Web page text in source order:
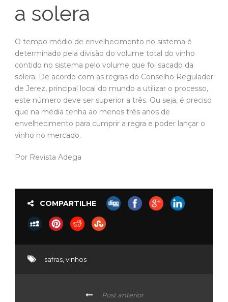
a solera
O tempo médio de envelhecimento no sistema é
determinado pela divisão do volume total do vinho
contido no sistema pelo volume que foi sacado da
solera. De acordo com as regras do Conselho Regulador
de Jerez, principal local do mundo a utilizar o processo,
este número deve ser superior a três. Ou seja, é preciso
que na média tenha ao menos três anos de
envelhecimento para cumprir a regra e poder lançar o
vinho no mercado.
Por Revista Adega
COMPARTILHE
safras,vinhos
Post anterior